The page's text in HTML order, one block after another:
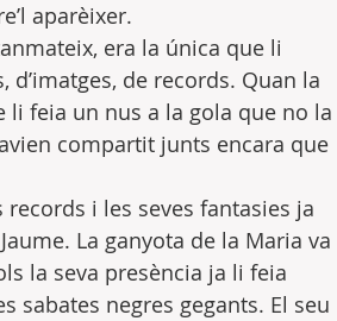
aparèixer.
era la única que li
d’imatges, de records. Quan la
li feia un nus a la gola que no la
compartit junts encara que
i les seves fantasies ja
La ganyota de la Maria va
la seva presència ja li feia
sabates negres gegants. El seu